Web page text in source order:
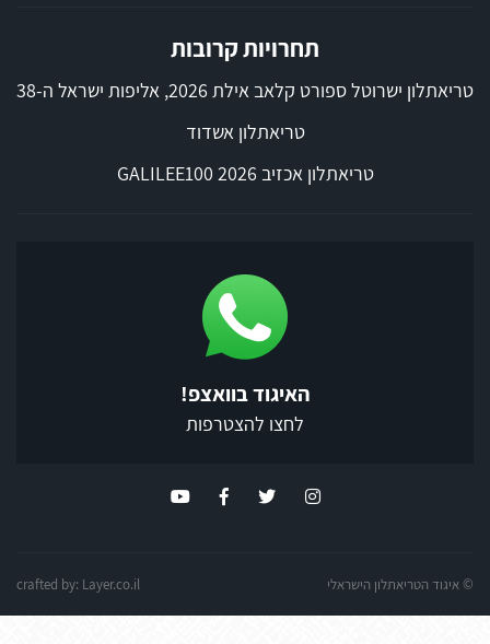
תחרויות קרובות
טריאתלון ישרוטל ספורט קלאב אילת 2026, אליפות ישראל ה-38
טריאתלון אשדוד
טריאתלון אכזיב 2026 GALILEE100
האיגוד בוואצפ!
לחצו להצטרפות
© איגוד הטריאתלון הישראלי crafted by: Layer.co.il